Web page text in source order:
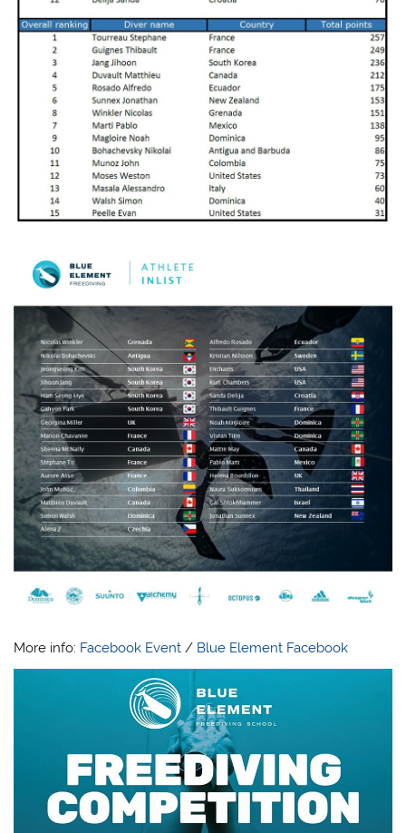
More info: Facebook Event / Blue Element Facebook